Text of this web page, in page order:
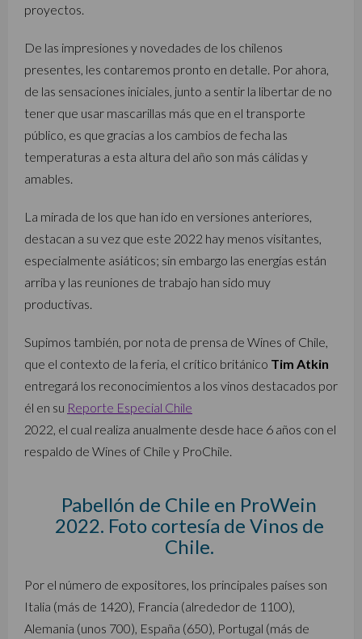
proyectos.
De las impresiones y novedades de los chilenos
presentes, les contaremos pronto en detalle. Por ahora,
de las sensaciones iniciales, junto a sentir la libertar de no
tener que usar mascarillas más que en el transporte
público, es que gracias a los cambios de fecha las
temperaturas a esta altura del año son más cálidas y
amables.
La mirada de los que han ido en versiones anteriores,
destacan a su vez que este 2022 hay menos visitantes,
especialmente asiáticos; sin embargo las energías están
arriba y las reuniones de trabajo han sido muy
productivas.
Supimos también, por nota de prensa de Wines of Chile,
que el contexto de la feria, el crítico británico Tim Atkin
entregará los reconocimientos a los vinos destacados por
él en su Reporte Especial Chile
2022, el cual realiza anualmente desde hace 6 años con el
respaldo de Wines of Chile y ProChile.
Pabellón de Chile en ProWein
2022. Foto cortesía de Vinos de
Chile.
Por el número de expositores, los principales países son
Italia (más de 1420), Francia (alrededor de 1100),
Alemania (unos 700), España (650), Portugal (más de